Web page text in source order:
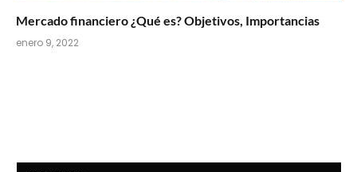
Mercado financiero ¿Qué es? Objetivos, Importancias
enero 9, 2022